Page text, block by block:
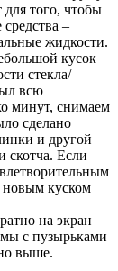
того, чтобы
–
жидкости.
кусок
стекла/
всю
минут, снимаем
сделано
и другой
скотча. Если
новым куском
на экран
с пузырьками
выше.